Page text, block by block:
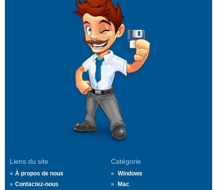
Liens du site
À propos de nous
Contactez-nous
Catégorie
Windows
Mac